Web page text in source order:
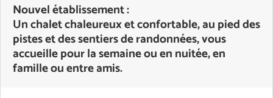
Nouvel établissement :
Un chalet chaleureux et confortable, au pied des
pistes et des sentiers de randonnées, vous
accueille pour la semaine ou en nuitée, en
famille ou entre amis.